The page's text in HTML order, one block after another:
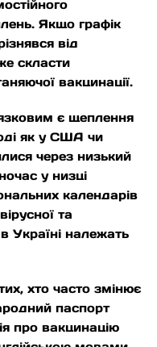
Якщо графік
від
скласти
вакцинації.
є щеплення
як у США чи
через низький
у низці
календарів
та
Україні належать
хто часто змінює
паспорт
про вакцинацію